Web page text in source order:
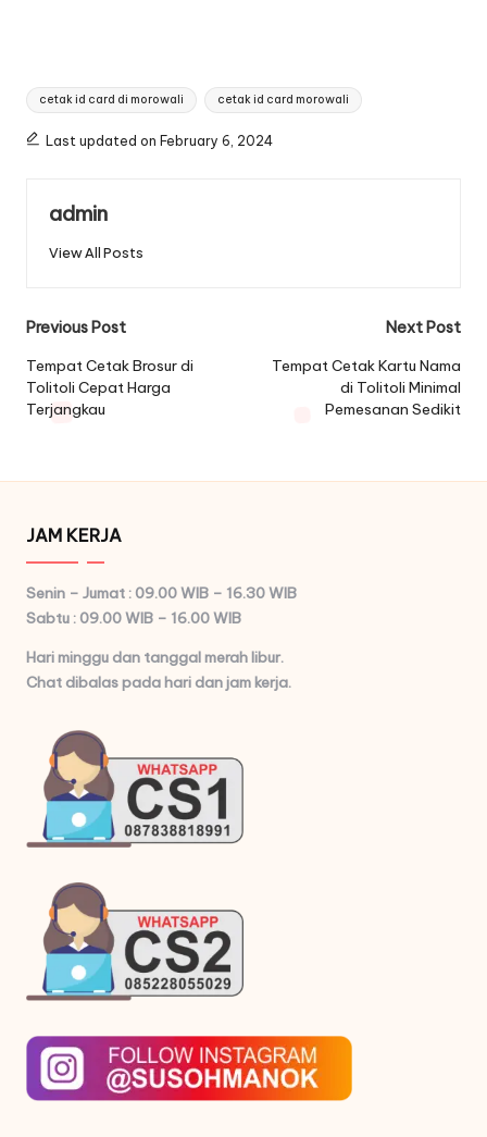
Tags:
cetak id card di morowali cetak id card morowali
Last updated on February 6, 2024
admin
View All Posts
Post
navigation
Previous Post
Tempat Cetak Brosur di
Tolitoli Cepat Harga
Terjangkau
Next Post
Tempat Cetak Kartu Nama
di Tolitoli Minimal
Pemesanan Sedikit
JAM KERJA
Senin – Jumat : 09.00 WIB – 16.30 WIB
Sabtu : 09.00 WIB – 16.00 WIB
Hari minggu dan tanggal merah libur.
Chat dibalas pada hari dan jam kerja.